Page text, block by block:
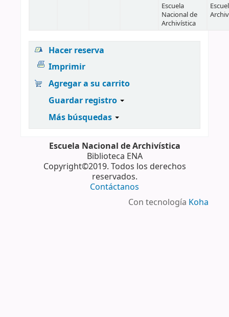
Escuela
Nacional de
Archivística
Hacer reserva
Imprimir
Agregar a su carrito
Guardar registro
Más búsquedas
Escuela Nacional de Archivística
Biblioteca ENA
Copyright©2019. Todos los derechos
reservados.
Contáctanos
Con tecnología Koha